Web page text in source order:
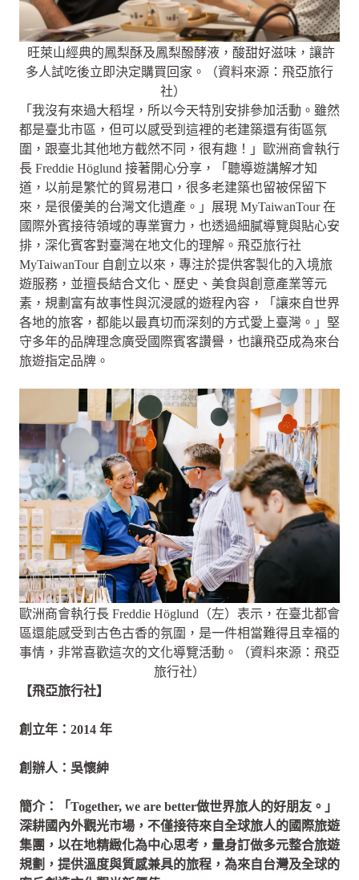
旺萊山經典的鳳梨酥及鳳梨醱酵液，酸甜好滋味，讓許
多人試吃後立即決定購買回家。（資料來源：飛亞旅行
社）
「我沒有來過大稻埕，所以今天特別安排參加活動。雖然
都是臺北市區，但可以感受到這裡的老建築還有街區氛
圍，跟臺北其他地方截然不同，很有趣！」歐洲商會執行
長 Freddie Höglund 接著開心分享，「聽導遊講解才知
道，以前是繁忙的貿易港口，很多老建築也留被保留下
來，是很優美的台灣文化遺產。」展現 MyTaiwanTour 在
國際外賓接待領域的專業實力，也透過細膩導覽與貼心安
排，深化賓客對臺灣在地文化的理解。飛亞旅行社
MyTaiwanTour 自創立以來，專注於提供客製化的入境旅
遊服務，並擅長結合文化、歷史、美食與創意產業等元
素，規劃富有故事性與沉浸感的遊程內容，「讓來自世界
各地的旅客，都能以最真切而深刻的方式愛上臺灣。」堅
守多年的品牌理念廣受國際賓客讚譽，也讓飛亞成為來台
旅遊指定品牌。
歐洲商會執行長 Freddie Höglund（左）表示，在臺北都會
區還能感受到古色古香的氛圍，是一件相當難得且幸福的
事情，非常喜歡這次的文化導覽活動。（資料來源：飛亞
旅行社）
【飛亞旅行社】
創立年：2014 年
創辦人：吳懷紳
簡介：「Together, we are better做世界旅⼈的好朋友。」
深耕國內外觀光市場，不僅接待來自全球旅人的國際旅遊
集團，以在地精緻化為中心思考，量身訂做多元整合旅遊
規劃，提供溫度與質感兼具的旅程，為來自台灣及全球的